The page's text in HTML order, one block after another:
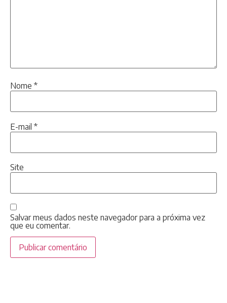
Nome *
E-mail *
Site
Salvar meus dados neste navegador para a próxima vez
que eu comentar.